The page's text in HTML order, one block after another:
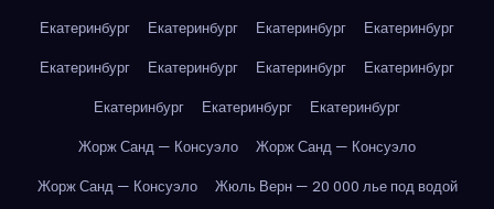
Екатеринбург
Екатеринбург Екатеринбург
Екатеринбург
Екатеринбург
Екатеринбург Екатеринбург
Екатеринбург
Екатеринбург
Екатеринбург
Екатеринбург
Жорж Санд — Консуэло
Жорж Санд — Консуэло
Жорж Санд — Консуэло
Жюль Верн — 20 000 лье под водой